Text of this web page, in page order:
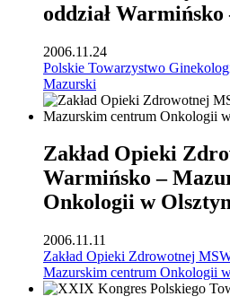
oddział
2006.11.24
Polskie Towarzystwo
Mazurski
Zakład Opieki
Warmińsko –
Onkologii w
2006.11.11
Zakład Opieki Zdrowotnej
Mazurskim centrum Onkologii